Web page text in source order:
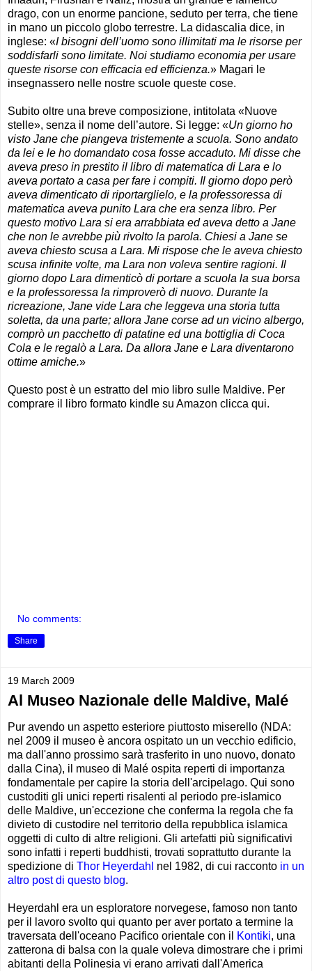
drago, con un enorme pancione, seduto per terra, che tiene
in mano un piccolo globo terrestre. La didascalia dice, in
inglese: «I bisogni dell’uomo sono illimitati ma le risorse per
soddisfarli sono limitate. Noi studiamo economia per usare
queste risorse con efficacia ed efficienza.» Magari le
insegnassero nelle nostre scuole queste cose.
Subito oltre una breve composizione, intitolata «Nuove
stelle», senza il nome dell’autore. Si legge: «Un giorno ho
visto Jane che piangeva tristemente a scuola. Sono andato
da lei e le ho domandato cosa fosse accaduto. Mi disse che
aveva preso in prestito il libro di matematica di Lara e lo
aveva portato a casa per fare i compiti. Il giorno dopo però
aveva dimenticato di riportarglielo, e la professoressa di
matematica aveva punito Lara che era senza libro. Per
questo motivo Lara si era arrabbiata ed aveva detto a Jane
che non le avrebbe più rivolto la parola. Chiesi a Jane se
aveva chiesto scusa a Lara. Mi rispose che le aveva chiesto
scusa infinite volte, ma Lara non voleva sentire ragioni. Il
giorno dopo Lara dimenticò di portare a scuola la sua borsa
e la professoressa la rimproverò di nuovo. Durante la
ricreazione, Jane vide Lara che leggeva una storia tutta
soletta, da una parte; allora Jane corse ad un vicino albergo,
comprò un pacchetto di patatine ed una bottiglia di Coca
Cola e le regalò a Lara. Da allora Jane e Lara diventarono
ottime amiche.»
Questo post è un estratto del mio libro sulle Maldive. Per
comprare il libro formato kindle su Amazon clicca qui.
No comments:
Share
19 March 2009
Al Museo Nazionale delle Maldive, Malé
Pur avendo un aspetto esteriore piuttosto miserello (NDA:
nel 2009 il museo è ancora ospitato un un vecchio edificio,
ma dall'anno prossimo sarà trasferito in uno nuovo, donato
dalla Cina), il museo di Malé ospita reperti di importanza
fondamentale per capire la storia dell'arcipelago. Qui sono
custoditi gli unici reperti risalenti al periodo pre-islamico
delle Maldive, un'eccezione che conferma la regola che fa
divieto di custodire nel territorio della repubblica islamica
oggetti di culto di altre religioni. Gli artefatti più significativi
sono infatti i reperti buddhisti, trovati soprattutto durante la
spedizione di Thor Heyerdahl nel 1982, di cui racconto in un
altro post di questo blog.
Heyerdahl era un esploratore norvegese, famoso non tanto
per il lavoro svolto qui quanto per aver portato a termine la
traversata dell'oceano Pacifico orientale con il
Kontiki, una
zatterona di balsa con la quale voleva dimostrare che i primi
abitanti della Polinesia vi erano arrivati dall'America